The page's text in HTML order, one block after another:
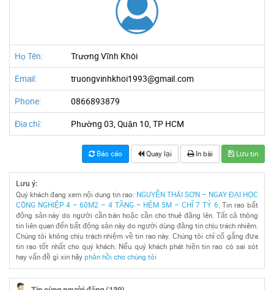
Họ Tên: Trương Vĩnh Khôi
Email: truongvinhkhoi1993@gmail.com
Phone: 0866893879
Địa chỉ: Phường 03, Quận 10, TP HCM
Báo cáo Quay lại In bài Lưu tin
Lưu ý:
Quý khách đang xem nội dung tin rao: NGUYỄN THÁI SƠN – NGAY ĐẠI HỌC
CÔNG NGHIỆP 4 – 60M2 – 4 TẦNG – HẺM 5M – CHỈ 7 TỶ 6. Tin rao bất
động sản này do người cần bán hoặc cần cho thuê đăng lên. Tất cả thông
tin liên quan đến bất động sản này do người dùng đăng tin chịu trách nhiêm.
Chúng tôi không chịu trách nhiệm về tin rao này. Chúng tôi chỉ cố gắng đưa
tin rao tốt nhất cho quý khách. Nếu quý khách phát hiện tin rao có sai sót
hay vấn đề gì xin hãy phản hồi cho chúng tôi